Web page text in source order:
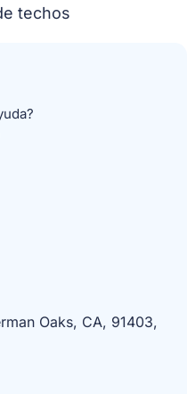
techos
Oaks, CA, 91403,